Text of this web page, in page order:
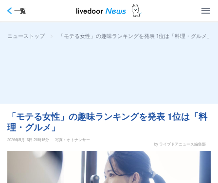
一覧
ニューストップ > 「モテる女性」の趣味ランキングを発表 1位は「料理・グルメ」
「モテる女性」の趣味ランキングを発表 1位は「料
理・グルメ」
2026年5月16日 21時15分
写真：オトナンサー
by ライブドアニュース編集部